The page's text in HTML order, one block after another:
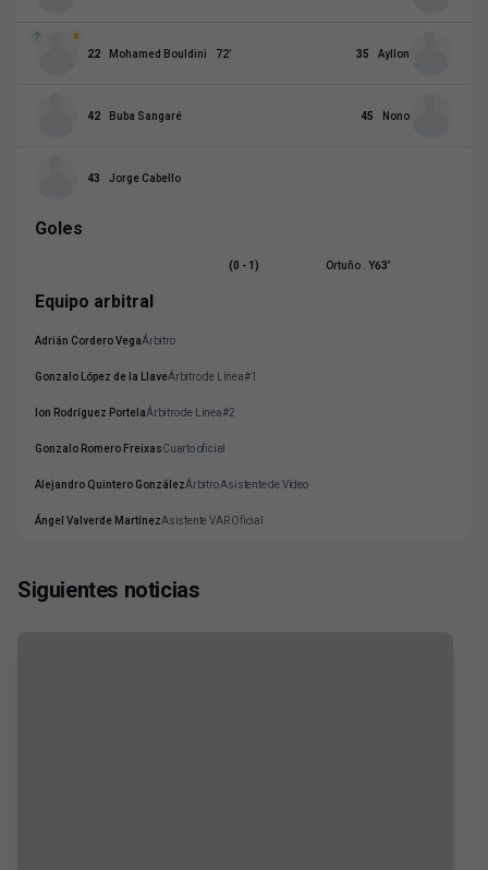
22 Mohamed Bouldini 72’ 35 Ayllon
42 Buba Sangaré 45 Nono
43 Jorge Cabello
Goles
(0 - 1) Ortuño . Y63’
Equipo arbitral
Adrián Cordero VegaÁrbitro
Gonzalo López de la LlaveÁrbitro de Línea#1
Ion Rodríguez PortelaÁrbitro de Línea#2
Gonzalo Romero FreixasCuarto oficial
Alejandro Quintero GonzálezÁrbitro Asistente de Vídeo
Ángel Valverde MartínezAsistente VAR Oficial
Siguientes noticias